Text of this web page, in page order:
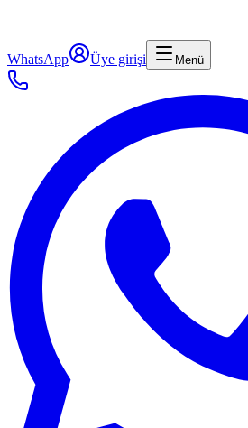
WhatsApp Üye girişi Menü